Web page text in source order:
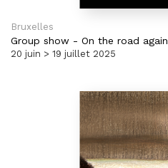
Bruxelles
Group show - On the road again
20 juin > 19 juillet 2025